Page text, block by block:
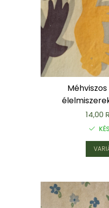
Fém ötvözet ékszerek
Nyaklánc / Medál
Gyöngy / Talizmán
Haj kiegészítők
Havasi gyopár ékszerek
Nyaklánc / Medál
14,00